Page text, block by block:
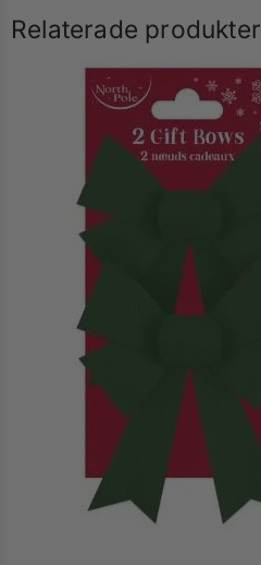
Relaterade produkter